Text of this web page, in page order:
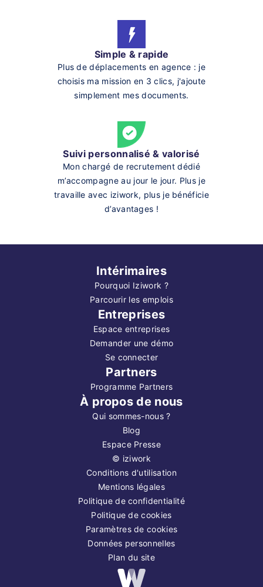
Simple & rapide
Plus de déplacements en agence : je
choisis ma mission en 3 clics, j'ajoute
simplement mes documents.
Suivi personnalisé & valorisé
Mon chargé de recrutement dédié
m’accompagne au jour le jour. Plus je
travaille avec iziwork, plus je bénéficie
d’avantages !
Intérimaires
Pourquoi Iziwork ?
Parcourir les emplois
Entreprises
Espace entreprises
Demander une démo
Se connecter
Partners
Programme Partners
À propos de nous
Qui sommes-nous ?
Blog
Espace Presse
© iziwork
Conditions d'utilisation
Mentions légales
Politique de confidentialité
Politique de cookies
Paramètres de cookies
Données personnelles
Plan du site